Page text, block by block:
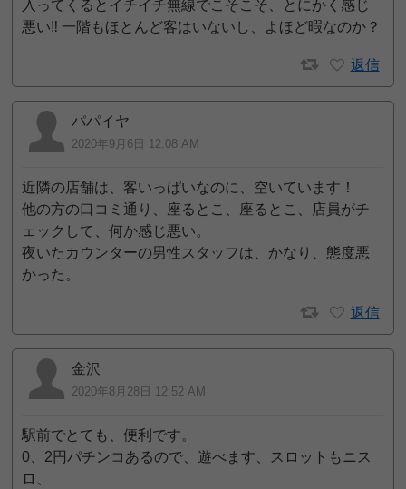
入ってくるとイチイチ無線でこそこそ、とにかく感じ
悪い‼️ 一階もほとんど客はいないし、よほど暇なのか？
返信
パパイヤ
2020年9月6日 12:08 AM
近隣の店舗は、客いっぱいなのに、空いています！
他の方の口コミ通り、座るとこ、座るとこ、店員がチ
ェックして、何か感じ悪い。
夜いたカウンターの男性スタッフは、かなり、態度悪
かった。
返信
金沢
2020年8月28日 12:52 AM
駅前でとても、便利です。
0、2円パチンコあるので、遊べます、スロットもニス
ロ、